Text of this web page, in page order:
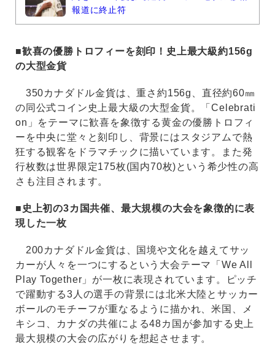
報道に終止符
■歓喜の優勝トロフィーを刻印！史上最⼤級約156g
の⼤型⾦貨
350カナダドル⾦貨は、重さ約156g、直径約60㎜
の同公式コイン史上最⼤級の⼤型⾦貨。「Celebrati
on」をテーマに歓喜を象徴する⻩⾦の優勝トロフィ
ーを中央に堂々と刻印し、背景にはスタジアムで熱
狂する観客をドラマチックに描いています。また発
⾏枚数は世界限定175枚(国内70枚)という希少性の⾼
さも注⽬されます。
■史上初の3カ国共催、最⼤規模の⼤会を象徴的に表
現した⼀枚
200カナダドル⾦貨は、国境や⽂化を越えてサッ
カーが⼈々を⼀つにするという⼤会テーマ「We All
Play Together」が⼀枚に表現されています。ピッチ
で躍動する3⼈の選⼿の背景には北⽶⼤陸とサッカー
ボールのモチーフが重なるように描かれ、⽶国、メ
キシコ、カナダの共催による48カ国が参加する史上
最⼤規模の⼤会の広がりを想起させます。